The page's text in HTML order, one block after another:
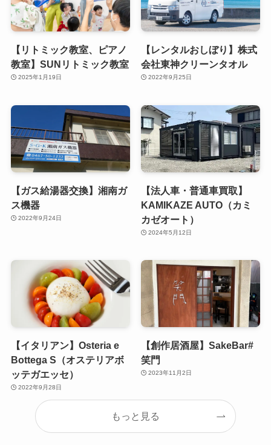
【リトミック教室、ピアノ
教室】SUNリトミック教室
2025年1月19日
【レンタルおしぼり】株式
会社東神クリーンタオル
2022年9月25日
【ガス給湯器交換】湘南ガ
ス機器
2022年9月24日
【法人車・普通車買取】
KAMIKAZE AUTO（カミ
カゼオート）
2024年5月12日
【イタリアン】Osteria e
Bottega S（オステリアボ
ッテガエッセ）
2022年9月28日
【創作居酒屋】SakeBar#
笑門
2023年11月2日
もっと見る